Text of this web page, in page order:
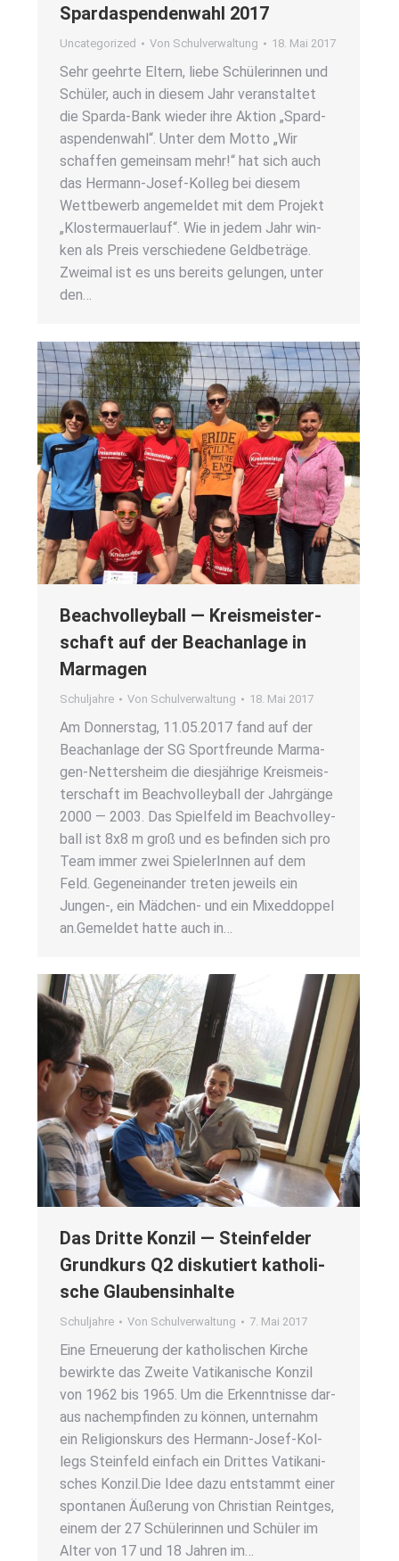
Spar­d­as­pen­den­wahl 2017
Uncategorized Von Schulverwaltung 18. Mai 2017
Sehr geehr­te Eltern, lie­be Schü­le­rin­nen und
Schü­ler, auch in die­sem Jahr ver­an­stal­tet
die Spar­­da-Bank wie­der ihre Akti­on „Spar­d­
as­pen­den­wahl“. Unter dem Mot­to „Wir
schaf­fen gemein­sam mehr!“ hat sich auch
das Her­­mann-Josef-Kol­­leg bei die­sem
Wett­be­werb ange­mel­det mit dem Pro­jekt
„Klos­ter­mau­er­lauf“. Wie in jedem Jahr win­
ken als Preis ver­schie­de­ne Geld­be­trä­ge.
Zwei­mal ist es uns bereits gelun­gen, unter
den…
Beach­vol­ley­ball — Kreis­meis­ter­
schaft auf der Beach­an­la­ge in
Mar­ma­gen
Schuljahre Von Schulverwaltung 18. Mai 2017
Am Don­ners­tag, 11.05.2017 fand auf der
Beach­an­la­ge der SG Sport­freun­de Mar­­ma­­
gen-Net­­ter­s­heim die dies­jäh­ri­ge Kreis­meis­
ter­schaft im Beach­vol­ley­ball der Jahr­gän­ge
2000 — 2003. Das Spiel­feld im Beach­vol­ley­
ball ist 8x8 m groß und es befin­den sich pro
Team immer zwei Spie­le­rIn­nen auf dem
Feld. Gegen­ein­an­der tre­ten jeweils ein
Jungen‑, ein Mäd­chen- und ein Mixed­dop­pel
an.Gemel­det hat­te auch in…
Das Drit­te Kon­zil — Stein­fel­der
Grund­kurs Q2 dis­ku­tiert katho­li­
sche Glau­bens­in­hal­te
Schuljahre Von Schulverwaltung 7. Mai 2017
Eine Erneue­rung der katho­li­schen Kir­che
bewirk­te das Zwei­te Vati­ka­ni­sche Kon­zil
von 1962 bis 1965. Um die Erkennt­nis­se dar­
aus nach­emp­fin­den zu kön­nen, unter­nahm
ein Reli­gi­ons­kurs des Her­­mann-Josef-Kol­­
legs Stein­feld ein­fach ein Drit­tes Vati­ka­ni­
sches Kon­zil.Die Idee dazu ent­stammt einer
spon­ta­nen Äuße­rung von Chris­ti­an Reint­ges,
einem der 27 Schü­le­rin­nen und Schü­ler im
Alter von 17 und 18 Jah­ren im…